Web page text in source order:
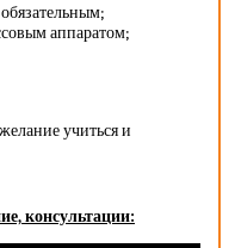
аппаратом;
учиться и
консультации: